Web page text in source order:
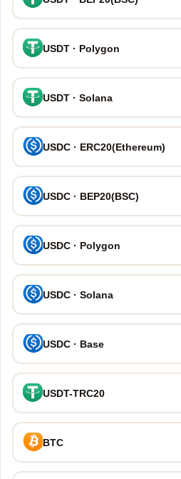
USDT · Polygon
USDT · Solana
USDC · ERC20(Ethereum)
USDC · BEP20(BSC)
USDC · Polygon
USDC · Solana
USDC · Base
USDT-TRC20
BTC